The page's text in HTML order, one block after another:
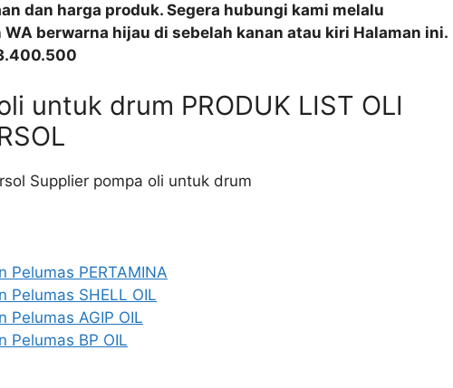
dan harga produk. Segera hubungi kami melalu
berwarna hijau di sebelah kanan atau kiri Halaman ini.
untuk drum PRODUK LIST OLI
Supplier pompa oli untuk drum
Pelumas PERTAMINA
Pelumas SHELL OIL
Pelumas AGIP OIL
Pelumas BP OIL